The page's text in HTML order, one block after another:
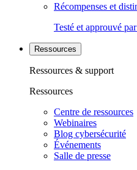
Récompenses et
Testé et approuvé
Ressources
Ressources & support
Ressources
Centre de ressources
Webinaires
Blog cybersécurité
Événements
Salle de presse